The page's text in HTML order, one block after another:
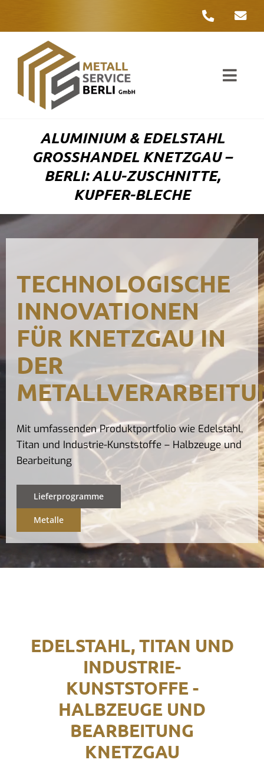
ALUMINIUM & EDELSTAHL
GROSSHANDEL KNETZGAU – B
ERLI: ALU-ZUSCHNITTE, K
UPFER-BLECHE
TECHNOLOGISCHE
INNOVATIONEN
FÜR KNETZGAU IN
DER
Mit umfassenden Produktportfolio wie Edelstahl,
Titan und Industrie-Kunststoffe – Halbzeuge und
Bearbeitung
Lieferprogramme
Metalle
EDELSTAHL, TITAN UND
INDUSTRIE-
KUNSTSTOFFE -
HALBZEUGE UND
BEARBEITUNG
KNETZGAU